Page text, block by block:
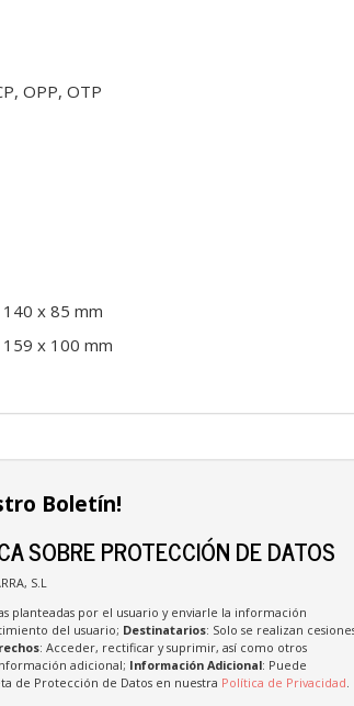
OPP, OTP
x 85 mm
x 100 mm
Boletín!
SOBRE PROTECCIÓN DE DATOS
S.L
planteadas por el usuario y enviarle la información
del usuario; Destinatarios: Solo se realizan
: Acceder, rectificar y suprimir, así como otros
adicional; Información Adicional: Puede
de Protección de Datos en nuestra Política de Privacidad